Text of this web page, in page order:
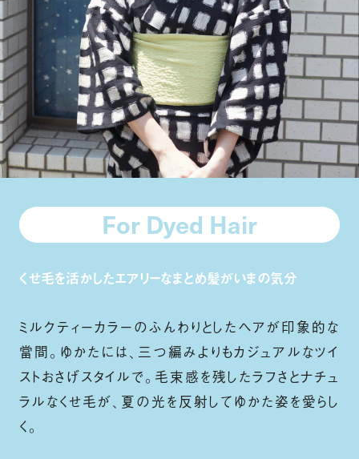
For Dyed Hair
くせ毛を活かしたエアリーなまとめ髪がいまの気分
ミルクティーカラーのふんわりとしたヘアが印象的な
當間。ゆかたには、三つ編みよりもカジュアルなツイ
ストおさげスタイルで。毛束感を残したラフさとナチュ
ラルなくせ毛が、夏の光を反射してゆかた姿を愛らし
く。